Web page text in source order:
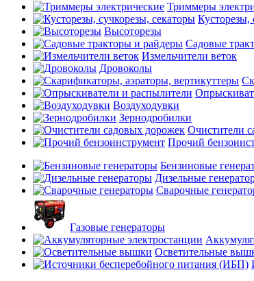
Триммеры
Кусторезы,
Высоторезы
Садовые
Измельчители веток
Дровоколы
Воздуходувки
Зернодробилки
Очистители
Прочий
Бензиновые
Дизельные
Сварочные
Газовые генераторы
Осветительные